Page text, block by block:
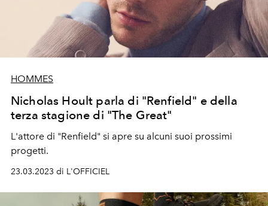
HOMMES
Nicholas Hoult parla di "Renfield" e della
terza stagione di "The Great"
L'attore di "Renfield" si apre su alcuni suoi prossimi
progetti.
23.03.2023 di L'OFFICIEL